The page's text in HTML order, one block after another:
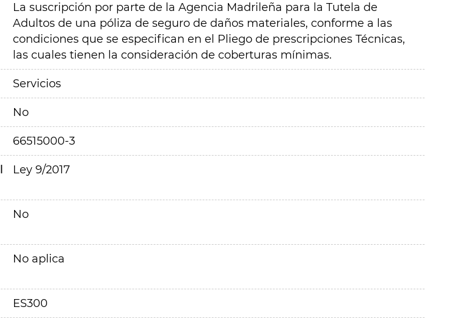
La suscripción por parte de la Agencia Madrileña para la Tutela de
Adultos de una póliza de seguro de daños materiales, conforme a las
condiciones que se especifican en el Pliego de prescripciones Técnicas,
las cuales tienen la consideración de coberturas mínimas.
Servicios
No
66515000-3
Ley 9/2017
No
No aplica
ES300